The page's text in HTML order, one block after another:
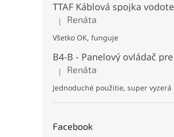
Hodnotenie produktu je 5 z 5
| Renáta
Všetko OK, funguje
Hodnotenie produktu je 5 z 5
| Renáta
Jednoduché použitie, super vyzerá
Facebook